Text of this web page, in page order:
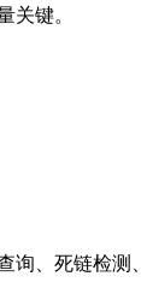
关键。
、死链检测